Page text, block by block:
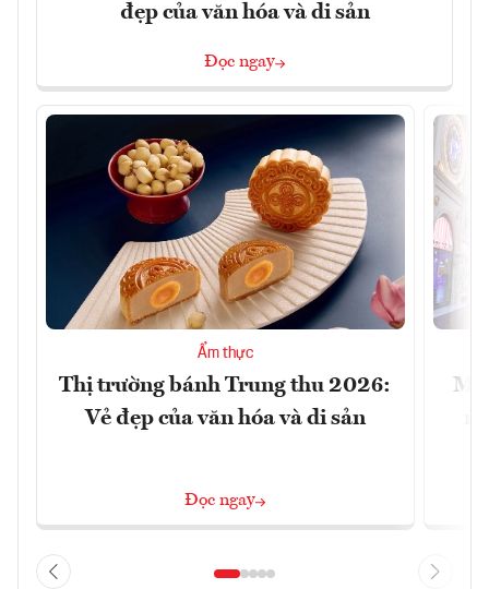
đẹp của văn hóa và di sản
Đọc ngay
Ẩm thực
Thị trường bánh Trung thu 2026:
Vẻ đẹp của văn hóa và di sản
Đọc ngay